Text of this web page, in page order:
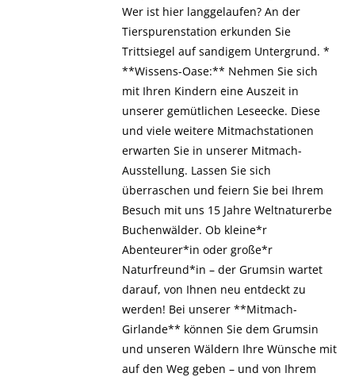
Wer ist hier langgelaufen? An der
Tierspurenstation erkunden Sie
Trittsiegel auf sandigem Untergrund. *
**Wissens-Oase:** Nehmen Sie sich
mit Ihren Kindern eine Auszeit in
unserer gemütlichen Leseecke. Diese
und viele weitere Mitmachstationen
erwarten Sie in unserer Mitmach-
Ausstellung. Lassen Sie sich
überraschen und feiern Sie bei Ihrem
Besuch mit uns 15 Jahre Weltnaturerbe
Buchenwälder. Ob kleine*r
Abenteurer*in oder große*r
Naturfreund*in – der Grumsin wartet
darauf, von Ihnen neu entdeckt zu
werden! Bei unserer **Mitmach-
Girlande** können Sie dem Grumsin
und unseren Wäldern Ihre Wünsche mit
auf den Weg geben – und von Ihrem